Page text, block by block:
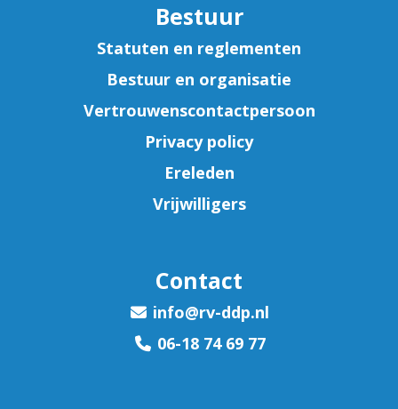
Bestuur
Statuten en reglementen
Bestuur en organisatie
Vertrouwenscontactpersoon
Privacy policy
Ereleden
Vrijwilligers
Contact
ofni@rv-ddp.nl
06-18 74 69 77